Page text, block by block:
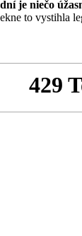
je niečo
to vystihla